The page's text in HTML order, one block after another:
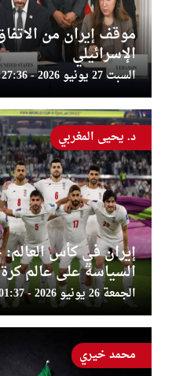
موقف إيران من الاتفاق
الإسرائيلي
السبت 27 يونيو 2026 - 11:27:36
إيران في كأس
السياسة على عالم
الجمعة 26 يونيو 2026 - 11:01:37
د. يحيى المغربي
محمد خيري